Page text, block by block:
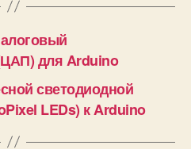
для Arduino
светодиодной
LEDs) к Arduino